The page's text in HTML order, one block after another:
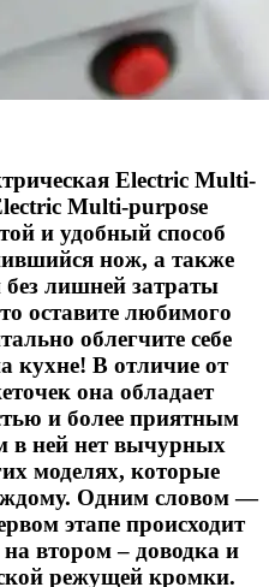
Electric Multi-
Multi-purpose
и удобный способ
нож, а также
лишней затраты
оставите любимого
облегчите себе
кухне! В отличие от
она обладает
и более приятным
в ней нет вычурных
моделях, которые
Одним словом —
этапе происходит
втором – доводка и
режущей кромки.